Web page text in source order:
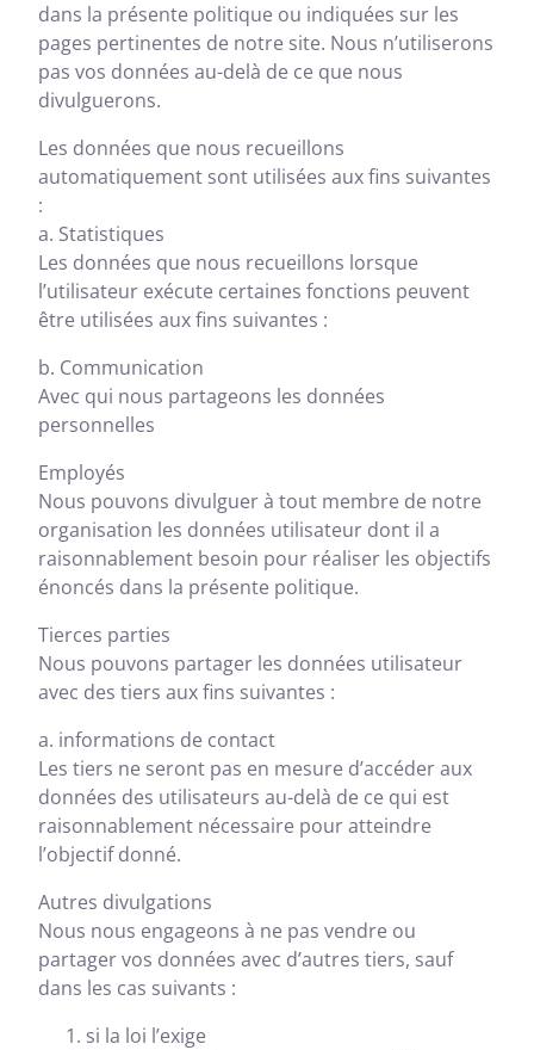
dans la présente politique ou indiquées sur les
pages pertinentes de notre site. Nous n’utiliserons
pas vos données au-delà de ce que nous
divulguerons.
Les données que nous recueillons
automatiquement sont utilisées aux fins suivantes
:
a. Statistiques
Les données que nous recueillons lorsque
l’utilisateur exécute certaines fonctions peuvent
être utilisées aux fins suivantes :
b. Communication
Avec qui nous partageons les données
personnelles
Employés
Nous pouvons divulguer à tout membre de notre
organisation les données utilisateur dont il a
raisonnablement besoin pour réaliser les objectifs
énoncés dans la présente politique.
Tierces parties
Nous pouvons partager les données utilisateur
avec des tiers aux fins suivantes :
a. informations de contact
Les tiers ne seront pas en mesure d’accéder aux
données des utilisateurs au-delà de ce qui est
raisonnablement nécessaire pour atteindre
l’objectif donné.
Autres divulgations
Nous nous engageons à ne pas vendre ou
partager vos données avec d’autres tiers, sauf
dans les cas suivants :
si la loi l’exige